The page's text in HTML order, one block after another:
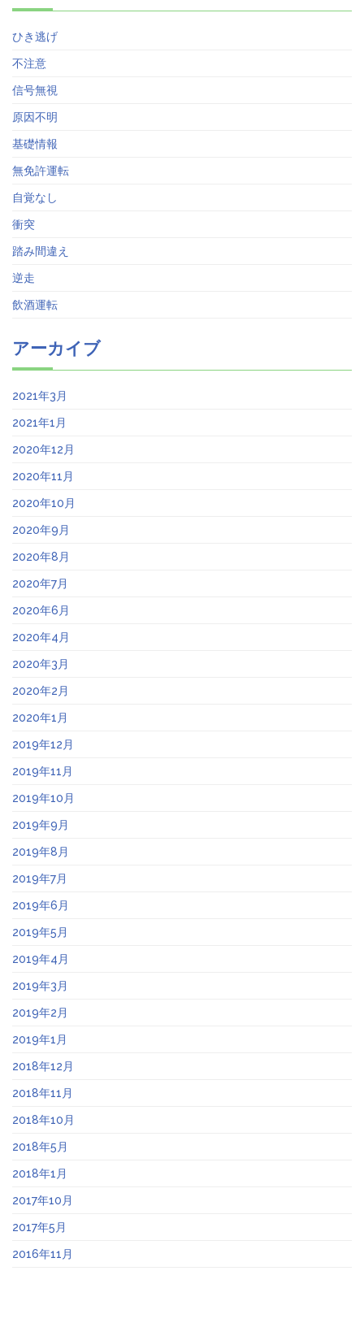
ひき逃げ
不注意
信号無視
原因不明
基礎情報
無免許運転
自覚なし
衝突
踏み間違え
逆走
飲酒運転
アーカイブ
2021年3月
2021年1月
2020年12月
2020年11月
2020年10月
2020年9月
2020年8月
2020年7月
2020年6月
2020年4月
2020年3月
2020年2月
2020年1月
2019年12月
2019年11月
2019年10月
2019年9月
2019年8月
2019年7月
2019年6月
2019年5月
2019年4月
2019年3月
2019年2月
2019年1月
2018年12月
2018年11月
2018年10月
2018年5月
2018年1月
2017年10月
2017年5月
2016年11月